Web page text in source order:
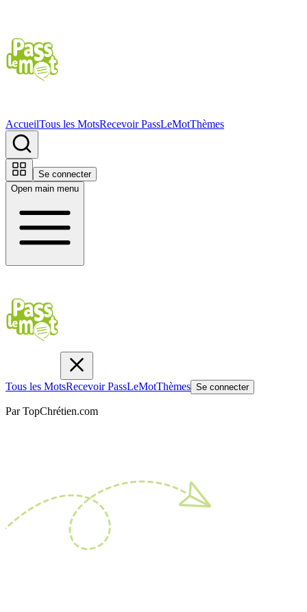
AccueilTous les MotsRecevoir PassLeMotThèmes
Se connecter
Open main menu
Tous les MotsRecevoir PassLeMotThèmes Se connecter
Par TopChrétien.com